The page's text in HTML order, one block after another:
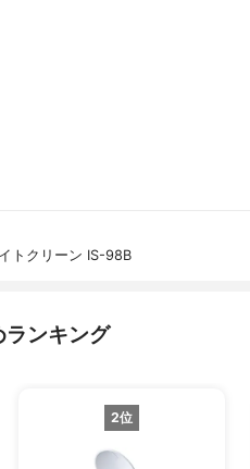
トクリーン IS-98B
ランキング
2位